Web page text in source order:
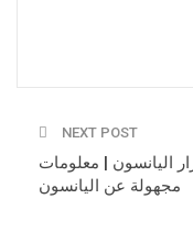
NEXT POST
اليانسون | معلومات
مجهولة عن اليانسون